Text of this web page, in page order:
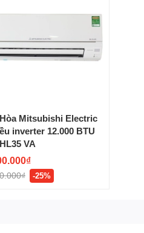
Mitsubishi Electric
inverter 12.000 BTU
VA
-25%